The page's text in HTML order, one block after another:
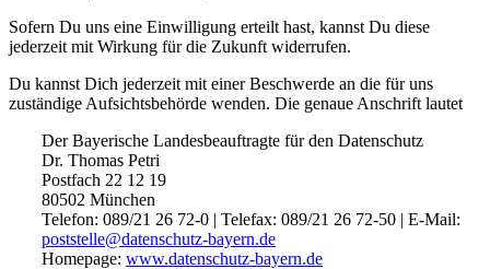
Sofern Du uns eine Einwilligung erteilt hast, kannst Du diese
jederzeit mit Wirkung für die Zukunft widerrufen.
Du kannst Dich jederzeit mit einer Beschwerde an die für uns
zuständige Aufsichtsbehörde wenden. Die genaue Anschrift lautet
Der Bayerische Landesbeauftragte für den Datenschutz
Dr. Thomas Petri
Postfach 22 12 19
80502 München
Telefon: 089/21 26 72-0 | Telefax: 089/21 26 72-50 | E-Mail:
poststelle@datenschutz-bayern.de
Homepage: www.datenschutz-bayern.de